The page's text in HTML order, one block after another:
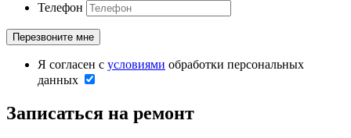
Телефон
Я согласен с условиями обработки персональных
данных
Записаться на ремонт